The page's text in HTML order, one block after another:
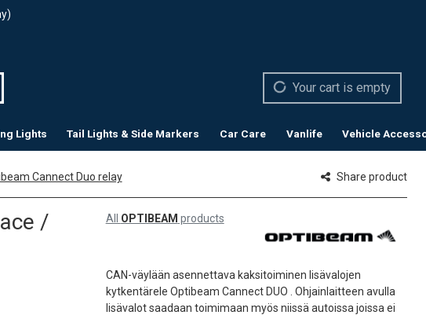
Your cart is empty
Lights Tail Lights & Side Markers Car Care Vanlife Vehicle
Share product
Cannect Duo relay
/
All OPTIBEAM products
CAN-väylään asennettava kaksitoiminen lisävalojen
kytkentärele Optibeam Cannect DUO . Ohjainlaitteen avulla
lisävalot saadaan toimimaan myös niissä autoissa joissa ei